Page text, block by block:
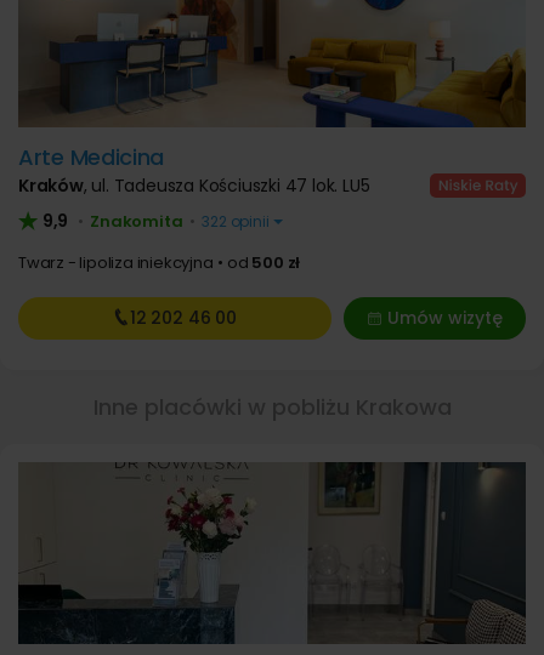
Arte Medicina
Kraków, ul. Tadeusza Kościuszki 47 lok. LU5
9,9 • Znakomita • 322 opinii
Twarz - lipoliza iniekcyjna od 500 zł
Umów wizytę
12 202 46 00